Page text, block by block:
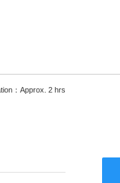
：Approx. 2 hrs